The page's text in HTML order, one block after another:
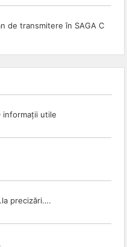
de transmitere în SAGA C
informații utile
precizări….